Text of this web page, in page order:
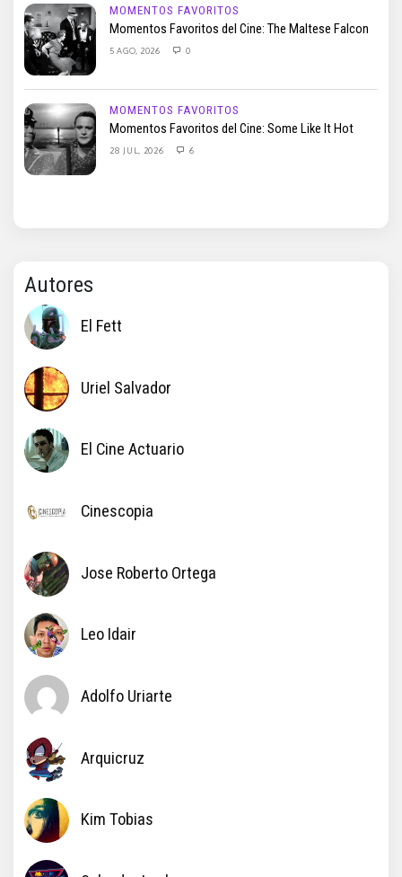
MOMENTOS FAVORITOS
Momentos Favoritos del Cine: The Maltese Falcon
5 AGO, 2026 0
MOMENTOS FAVORITOS
Momentos Favoritos del Cine: Some Like It Hot
28 JUL, 2026 6
Autores
El Fett
Uriel Salvador
El Cine Actuario
Cinescopia
Jose Roberto Ortega
Leo Idair
Adolfo Uriarte
Arquicruz
Kim Tobias